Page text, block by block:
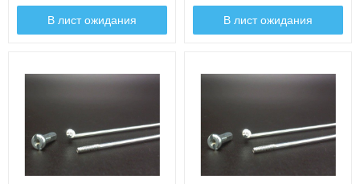
В лист ожидания В лист ожидания